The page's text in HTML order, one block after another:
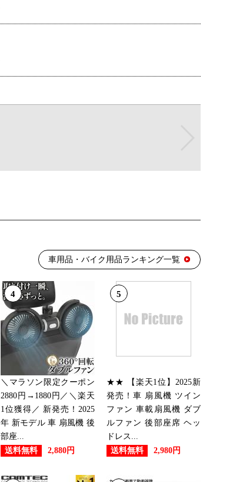
車用品・バイク用品ランキング一覧
4
＼マラソン限定クーポン
2880円→1880円／＼楽天
1位獲得／ 新発売！2025
年 新モデル 車 扇風機 後
部座...
送料無料
2,880円
5
★★ 【楽天1位】2025新
発売！車 扇風機 ツイン
ファン 車載扇風機 ダブ
ルファン 後部座席 ヘッ
ドレス...
送料無料
2,980円